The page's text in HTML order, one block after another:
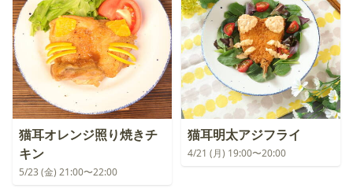
猫耳オレンジ照り焼きチ
キン
5/23 (金) 21:00〜22:00
猫耳明太アジフライ
4/21 (月) 19:00〜20:00